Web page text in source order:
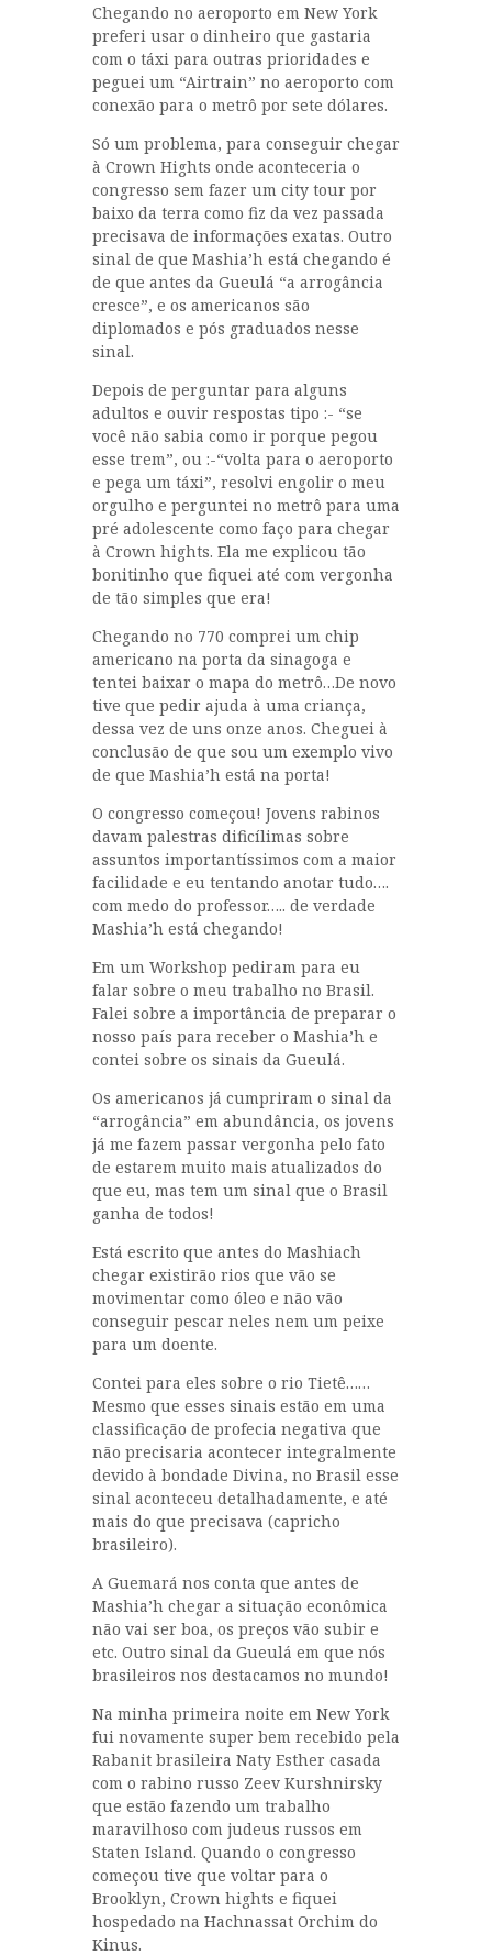
Chegando no aeroporto em New York
preferi usar o dinheiro que gastaria
com o táxi para outras prioridades e
peguei um “Airtrain” no aeroporto com
conexão para o metrô por sete dólares.
Só um problema, para conseguir chegar
à Crown Hights onde aconteceria o
congresso sem fazer um city tour por
baixo da terra como fiz da vez passada
precisava de informações exatas. Outro
sinal de que Mashia’h está chegando é
de que antes da Gueulá “a arrogância
cresce”, e os americanos são
diplomados e pós graduados nesse
sinal.
Depois de perguntar para alguns
adultos e ouvir respostas tipo :- “se
você não sabia como ir porque pegou
esse trem”, ou :-“volta para o aeroporto
e pega um táxi”, resolvi engolir o meu
orgulho e perguntei no metrô para uma
pré adolescente como faço para chegar
à Crown hights. Ela me explicou tão
bonitinho que fiquei até com vergonha
de tão simples que era!
Chegando no 770 comprei um chip
americano na porta da sinagoga e
tentei baixar o mapa do metrô…De novo
tive que pedir ajuda à uma criança,
dessa vez de uns onze anos. Cheguei à
conclusão de que sou um exemplo vivo
de que Mashia’h está na porta!
O congresso começou! Jovens rabinos
davam palestras dificílimas sobre
assuntos importantíssimos com a maior
facilidade e eu tentando anotar tudo….
com medo do professor….. de verdade
Mashia’h está chegando!
Em um Workshop pediram para eu
falar sobre o meu trabalho no Brasil.
Falei sobre a importância de preparar o
nosso país para receber o Mashia’h e
contei sobre os sinais da Gueulá.
Os americanos já cumpriram o sinal da
“arrogância” em abundância, os jovens
já me fazem passar vergonha pelo fato
de estarem muito mais atualizados do
que eu, mas tem um sinal que o Brasil
ganha de todos!
Está escrito que antes do Mashiach
chegar existirão rios que vão se
movimentar como óleo e não vão
conseguir pescar neles nem um peixe
para um doente.
Contei para eles sobre o rio Tietê……
Mesmo que esses sinais estão em uma
classificação de profecia negativa que
não precisaria acontecer integralmente
devido à bondade Divina, no Brasil esse
sinal aconteceu detalhadamente, e até
mais do que precisava (capricho
brasileiro).
A Guemará nos conta que antes de
Mashia’h chegar a situação econômica
não vai ser boa, os preços vão subir e
etc. Outro sinal da Gueulá em que nós
brasileiros nos destacamos no mundo!
Na minha primeira noite em New York
fui novamente super bem recebido pela
Rabanit brasileira Naty Esther casada
com o rabino russo Zeev Kurshnirsky
que estão fazendo um trabalho
maravilhoso com judeus russos em
Staten Island. Quando o congresso
começou tive que voltar para o
Brooklyn, Crown hights e fiquei
hospedado na Hachnassat Orchim do
Kinus.